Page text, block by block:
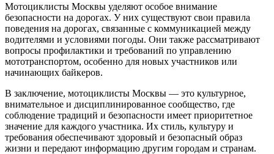
Мотоциклисты Москвы уделяют особое внимание
безопасности на дорогах. У них существуют свои правила
поведения на дорогах, связанные с коммуникацией между
водителями и условиями погоды. Они также рассматривают
вопросы профилактики и требований по управлению
мототранспортом, особенно для новых участников или
начинающих байкеров.
В заключение, мотоциклисты Москвы — это культурное,
внимательное и дисциплинированное сообщество, где
соблюдение традиций и безопасности имеет приоритетное
значение для каждого участника. Их стиль, культуру и
требования обеспечивают здоровый и безопасный образ
жизни и передают информацию другим городам и странам.